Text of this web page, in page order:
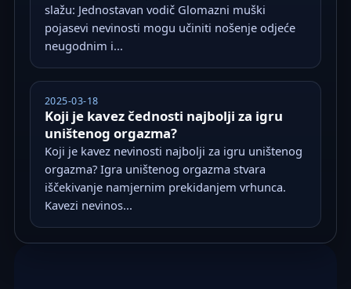
slažu: Jednostavan vodič Glomazni muški
pojasevi nevinosti mogu učiniti nošenje odjeće
neugodnim i...
2025-03-18
Koji je kavez čednosti najbolji za igru
uništenog orgazma?
Koji je kavez nevinosti najbolji za igru uništenog
orgazma? Igra uništenog orgazma stvara
iščekivanje namjernim prekidanjem vrhunca.
Kavezi nevinos...